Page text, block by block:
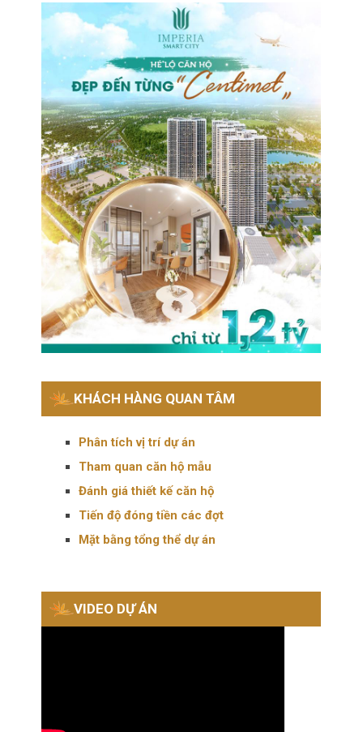
KHÁCH HÀNG QUAN TÂM
Phân tích vị trí dự án
Tham quan căn hộ mẫu
Đánh giá thiết kế căn hộ
Tiến độ đóng tiền các đợt
Mặt bằng tổng thể dự án
VIDEO DỰ ÁN